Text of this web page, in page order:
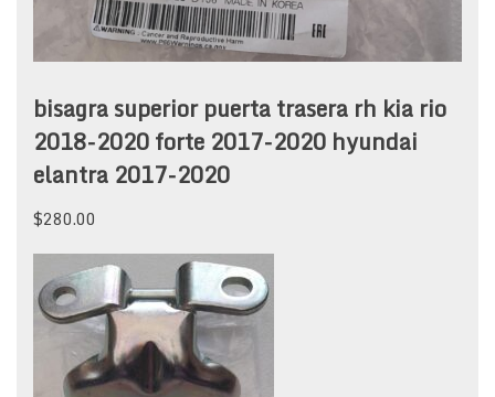
bisagra superior puerta trasera rh kia rio
2018-2020 forte 2017-2020 hyundai
elantra 2017-2020
$280.00